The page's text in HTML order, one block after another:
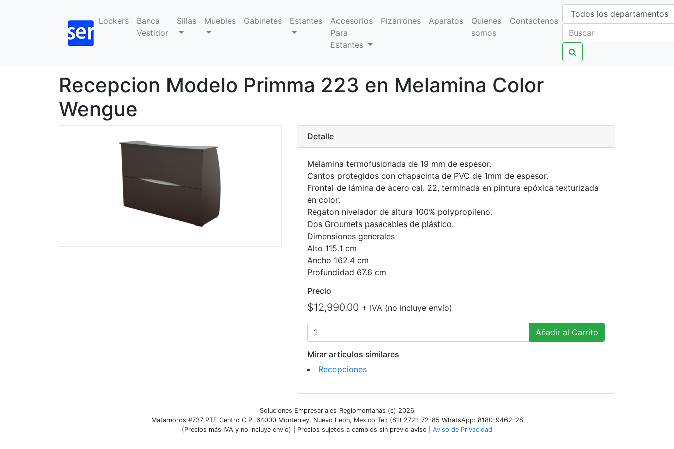
Lockers
Banca
Vestidor
Sillas Muebles Gabinetes Estantes
Accesorios
Para
Estantes
Pizarrones Aparatos
Quienes
somos
Contactenos
Recepcion Modelo Primma 223 en Melamina Color
Wengue
Detalle
Melamina termofusionada de 19 mm de espesor.
Cantos protegidos con chapacinta de PVC de 1mm de espesor.
Frontal de lámina de acero cal. 22, terminada en pintura epóxica texturizada
en color.
Regaton nivelador de altura 100% polypropileno.
Dos Groumets pasacables de plástico.
Dimensiones generales
Alto 115.1 cm
Ancho 162.4 cm
Profundidad 67.6 cm
Precio
$12,990.00 + IVA (no incluye envío)
Añadir al Carrito
Mirar artículos similares
Recepciones
Soluciones Empresariales Regiomontanas (c) 2026
Matamoros #737 PTE Centro C.P. 64000 Monterrey, Nuevo Leon, Mexico Tel: (81) 2721-72-85 WhatsApp: 8180-9462-28
(Precios más IVA y no incluye envío) | Precios sujetos a cambios sin previo aviso | Aviso de Privacidad